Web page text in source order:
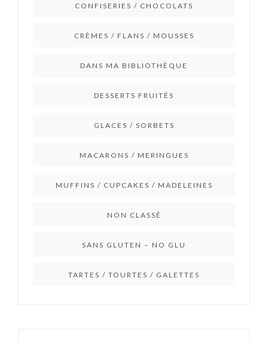
CONFISERIES / CHOCOLATS
CRÈMES / FLANS / MOUSSES
DANS MA BIBLIOTHÈQUE
DESSERTS FRUITÉS
GLACES / SORBETS
MACARONS / MERINGUES
MUFFINS / CUPCAKES / MADELEINES
NON CLASSÉ
SANS GLUTEN – NO GLU
TARTES / TOURTES / GALETTES